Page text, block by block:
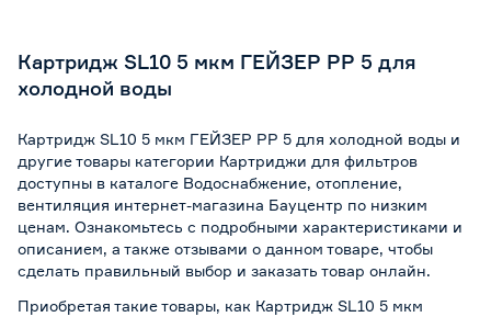
Картридж SL10 5 мкм ГЕЙЗЕР PP 5 для
холодной воды
Картридж SL10 5 мкм ГЕЙЗЕР PP 5 для холодной воды и
другие товары категории Картриджи для фильтров
доступны в каталоге Водоснабжение, отопление,
вентиляция интернет-магазина Бауцентр по низким
ценам. Ознакомьтесь с подробными характеристиками и
описанием, а также отзывами о данном товаре, чтобы
сделать правильный выбор и заказать товар онлайн.
Приобретая такие товары, как Картридж SL10 5 мкм